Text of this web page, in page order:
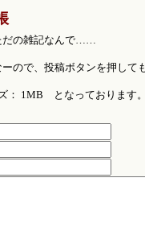
だの雑記なんで……
ので、投稿ボタンを押して
ズ： 1MB となっております